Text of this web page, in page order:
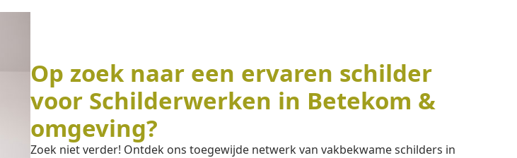
Op zoek naar een ervaren schilder
voor Schilderwerken in Betekom &
omgeving?
Zoek niet verder! Ontdek ons toegewijde netwerk van vakbekwame schilders in